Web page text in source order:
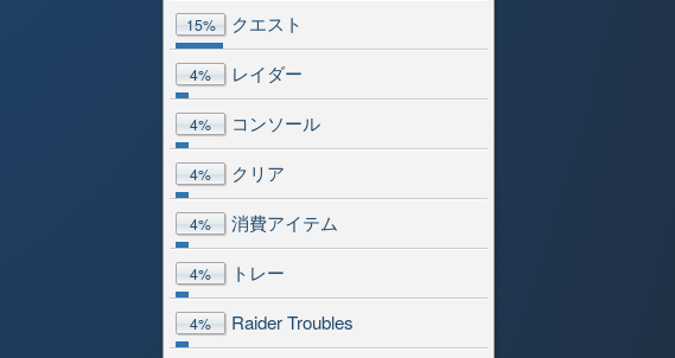
15% クエスト
4% レイダー
4% コンソール
4% クリア
4% 消費アイテム
4% トレー
4% Raider Troubles